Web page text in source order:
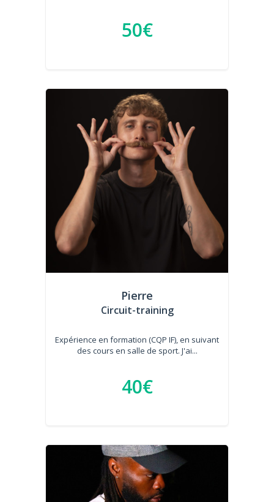
50€
Pierre
Circuit-training
Expérience en formation (CQP IF), en suivant
des cours en salle de sport. J'ai...
40€